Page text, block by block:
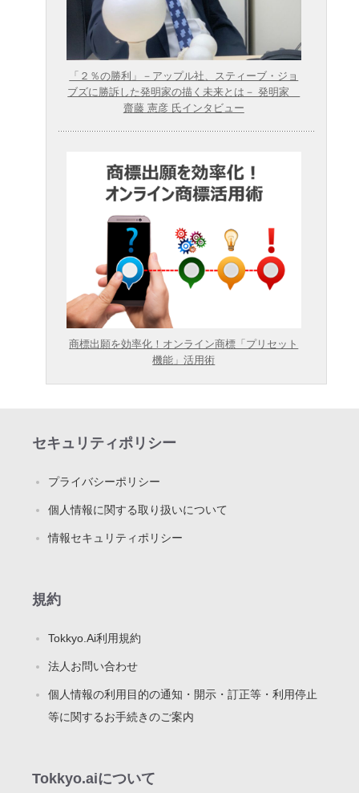
「２％の勝利」－アップル社、スティーブ・ジョ
ブズに勝訴した発明家の描く未来とは－ 発明家
齋藤 憲彦 氏インタビュー
商標出願を効率化！オンライン商標「プリセット
機能」活用術
セキュリティポリシー
プライバシーポリシー
個人情報に関する取り扱いについて
情報セキュリティポリシー
規約
Tokkyo.Ai利用規約
法人お問い合わせ
個人情報の利用目的の通知・開示・訂正等・利用停止
等に関するお手続きのご案内
Tokkyo.aiについて